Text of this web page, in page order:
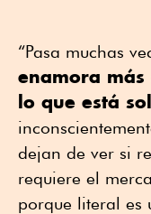
“Pasa muchas
enamora
lo que está
dejan de ver si
requiere el
porque literal es